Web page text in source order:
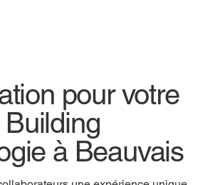
pour votre
à Beauvais